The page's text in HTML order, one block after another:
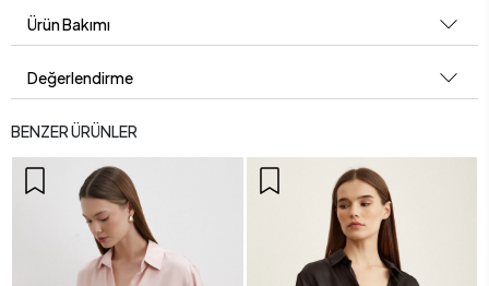
Ürün Bakımı
Değerlendirme
BENZER ÜRÜNLER